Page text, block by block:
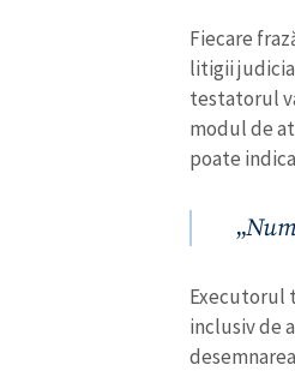
Fiecare
litigii
testatorul
modul de
poate
„
Executorul
inclusiv de